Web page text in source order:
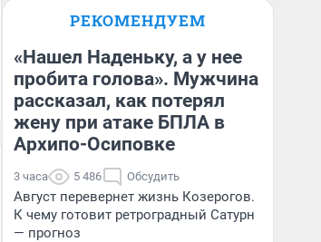
РЕКОМЕНДУЕМ
«Нашел Наденьку, а у нее
пробита голова». Мужчина
рассказал, как потерял
жену при атаке БПЛА в
Архипо-Осиповке
3 часа 5 486 Обсудить
Август перевернет жизнь Козерогов.
К чему готовит ретроградный Сатурн
— прогноз